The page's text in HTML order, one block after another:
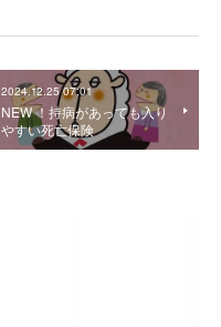
2024.12.25 07:01
NEW ！持病があっても入り
やすい死亡保険